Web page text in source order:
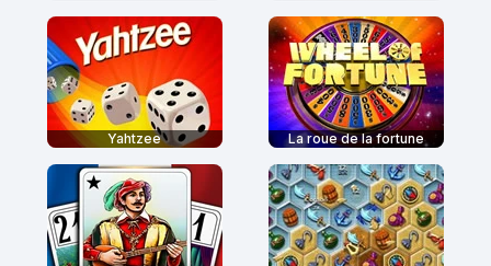
Yahtzee La roue de la fortune